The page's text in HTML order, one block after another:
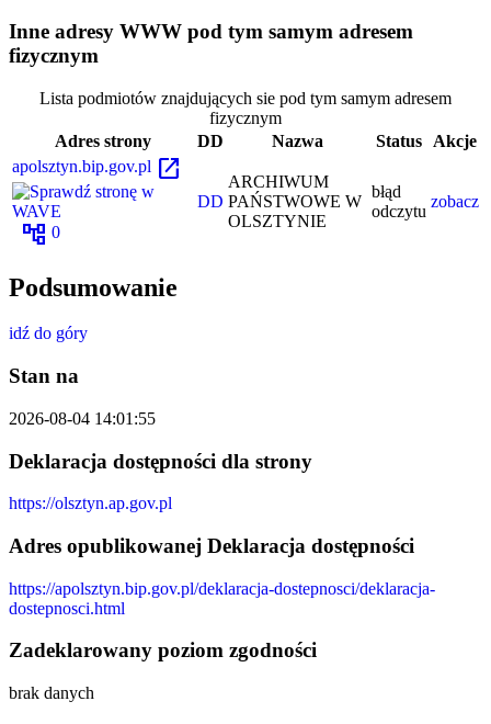
Inne adresy WWW pod tym samym adresem
fizycznym
Lista podmiotów znajdujących sie pod tym samym adresem
fizycznym
Adres strony
DD Nazwa Status
Akcje
apolsztyn.bip.gov.pl open_in_new
account_tree 0
DD
ARCHIWUM
PAŃSTWOWE W
OLSZTYNIE
błąd
odczytu
zobacz
Podsumowanie
idź do góry
Stan na
2026-08-04 14:01:55
Deklaracja dostępności dla strony
https://olsztyn.ap.gov.pl
Adres opublikowanej Deklaracja dostępności
https://apolsztyn.bip.gov.pl/deklaracja-dostepnosci/deklaracja-
dostepnosci.html
Zadeklarowany poziom zgodności
brak danych